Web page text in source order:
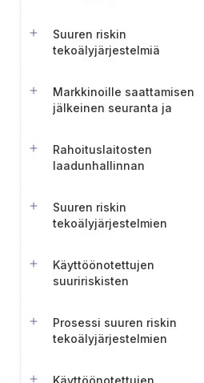
Suuren riskin
tekoälyjärjestelmiä
Markkinoille saattamisen
jälkeinen seuranta ja
tekoälyjärjestelmien
osalta
Rahoituslaitosten
laadunhallinnan
Suuren riskin
tekoälyjärjestelmien
Käyttöönotettujen
suuririskisten
Prosessi suuren riskin
tekoälyjärjestelmien
Käyttöönotettujen